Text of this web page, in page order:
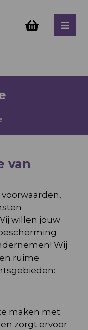
van
willen jouw
Wij
ruime
maken met
zorgt ervoor